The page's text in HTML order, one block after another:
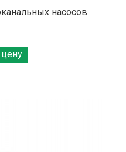
насосов